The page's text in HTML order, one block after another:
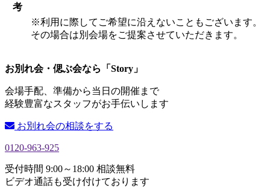
考
※利用に際してご希望に沿えないこともございます。
その場合は別会場をご提案させていただきます。
お別れ会・偲ぶ会なら「Story」
会場手配、準備から当日の開催まで
経験豊富なスタッフがお手伝いします
お別れ会の相談をする
0120-963-925
受付時間 9:00～18:00 相談無料
ビデオ通話も受け付けております